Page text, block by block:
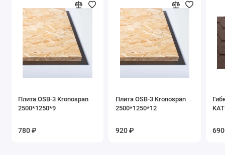
Плита OSB-3 Kronospan
2500*1250*9
780 ₽
Плита OSB-3 Kronospan
2500*1250*12
920 ₽